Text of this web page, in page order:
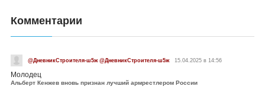
Комментарии
@ДневникСтроителя-ш5ж @ДневникСтроителя-ш5ж 15.04.2025 в 14:56
Молодец
Альберт Кенжев вновь признан лучший армрестлером России